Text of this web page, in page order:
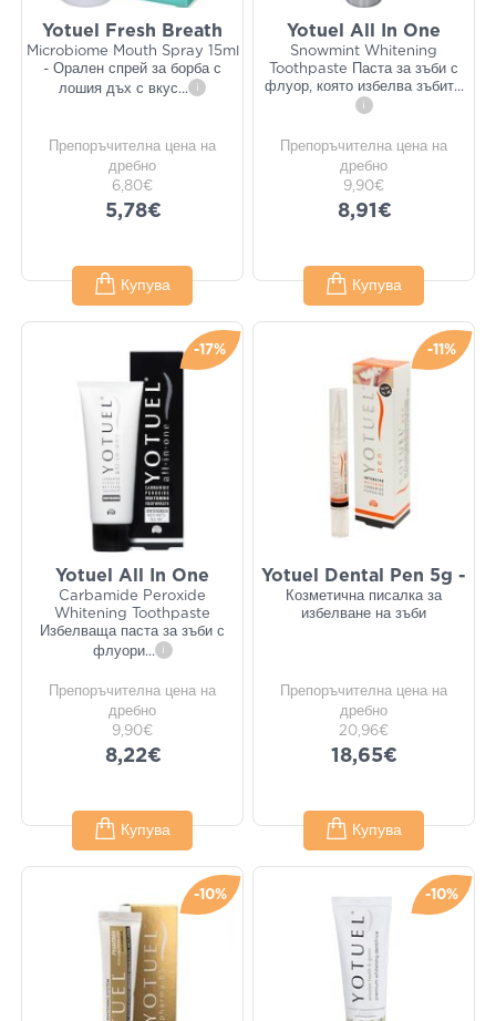
Yotuel Fresh Breath
Microbiome Mouth Spray 15ml
- Орален спрей за борба с
лошия дъх с вкус... i
Препоръчителна цена на
дребно
6,80€
5,78€
Купува
Yotuel All In One
Snowmint Whitening
Toothpaste Паста за зъби с
флуор, която избелва зъбит...
i
Препоръчителна цена на
дребно
9,90€
8,91€
Купува
-17%
Yotuel All In One
Carbamide Peroxide
Whitening Toothpaste
Избелваща паста за зъби с
флуори... i
Препоръчителна цена на
дребно
9,90€
8,22€
Купува
-11%
Yotuel Dental Pen 5g -
Козметична писалка за
избелване на зъби
Препоръчителна цена на
дребно
20,96€
18,65€
Купува
-10% -10%